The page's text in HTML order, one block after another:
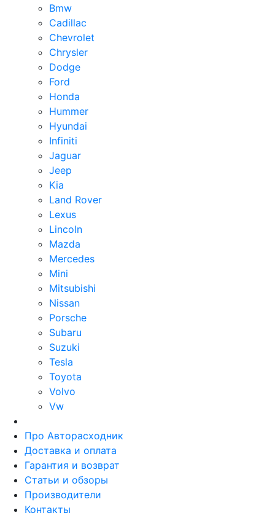
Bmw
Cadillac
Chevrolet
Chrysler
Dodge
Ford
Honda
Hummer
Hyundai
Infiniti
Jaguar
Jeep
Kia
Land Rover
Lexus
Lincoln
Mazda
Mercedes
Mini
Mitsubishi
Nissan
Porsche
Subaru
Suzuki
Tesla
Toyota
Volvo
Vw
Про Авторасходник
Доставка и оплата
Гарантия и возврат
Статьи и обзоры
Производители
Контакты